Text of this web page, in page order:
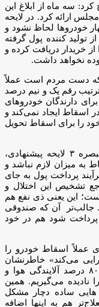
سه ماه از ابلاغ این
ارائه کرد. در لایحه
خودروها لحاظ نشود و
تولید کننده پول گرفته
از خریدار دریافت کرده و
نخواهد داشت.
که دست مردم است عملاً
رقم یک و نیم درصد
دارندگان خودروهای
اسقاط ایجاد نمی‌کند و
را برای اسقاط تحویل
وی اظهار کرد: مسأله بعدی این است در تبصره ۳ لایحه پیشنهادی،
میزان لازم نباشد و
پرداخت پول به جای
تشخیص این اختلال و
این یعنی ذی نفع هم
جالب‌تر آن که صندوقی
پرداخت شود هم در خود
عملاً اسقاط خودرو را
می‌کند» خاطرنشان
کرد: اگر اسقاط خودرو تعطیل شود، یعنی ۸۰ درصد آلایندگی هوا و
را نادیده می‌گیریم. همین
هایی ساده دچار مشکل
هم به اینها اضافه